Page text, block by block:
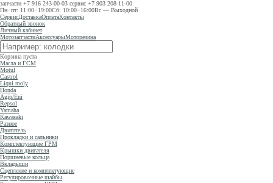
запчасти +7 916 243-00-03 сервис +7 903 208-11-00
Пн−пт: 11:00−19:00Сб: 10:00−16:00Вс — Выходной
СервисДоставкаОплатаКонтакты
Обратный звонок
Личный кабинет
МотозапчастиАксессуарыМоторезина
Корзина пуста
Масла и ГСМ
Motul
Castrol
Liqui moly
Honda
Agip/Eni
Repsol
Yamaha
Kawasaki
Разное
Двигатель
Прокладки и сальники
Комплектующие ГРМ
Крышки двигателя
Поршневые кольца
Вкладыши
Сцепление и комплектующие
Регулировочные шайбы